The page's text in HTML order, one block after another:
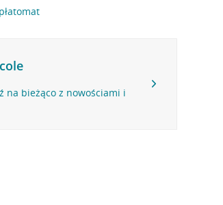
na bieżąco z nowościami i